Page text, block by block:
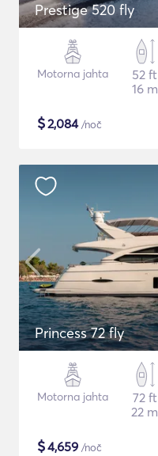
Prestige 520 fly
Motorna jahta
52 ft
16 m
$2,084/noč
Princess 72 fly
Motorna jahta
72 ft
22 m
$4,659 /noč